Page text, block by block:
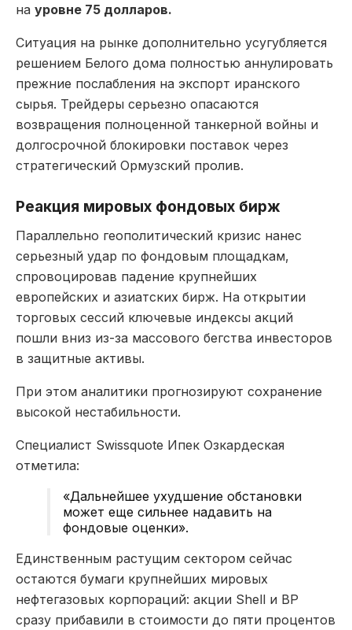
на уровне 75 долларов.
Ситуация на рынке дополнительно усугубляется
решением Белого дома полностью аннулировать
прежние послабления на экспорт иранского
сырья. Трейдеры серьезно опасаются
возвращения полноценной танкерной войны и
долгосрочной блокировки поставок через
стратегический Ормузский пролив.
Реакция мировых фондовых бирж
Параллельно геополитический кризис нанес
серьезный удар по фондовым площадкам,
спровоцировав падение крупнейших
европейских и азиатских бирж. На открытии
торговых сессий ключевые индексы акций
пошли вниз из-за массового бегства инвесторов
в защитные активы.
При этом аналитики прогнозируют сохранение
высокой нестабильности.
Специалист Swissquote Ипек Озкардеская
отметила:
«Дальнейшее ухудшение обстановки
может еще сильнее надавить на
фондовые оценки».
Единственным растущим сектором сейчас
остаются бумаги крупнейших мировых
нефтегазовых корпораций: акции Shell и BP
сразу прибавили в стоимости до пяти процентов